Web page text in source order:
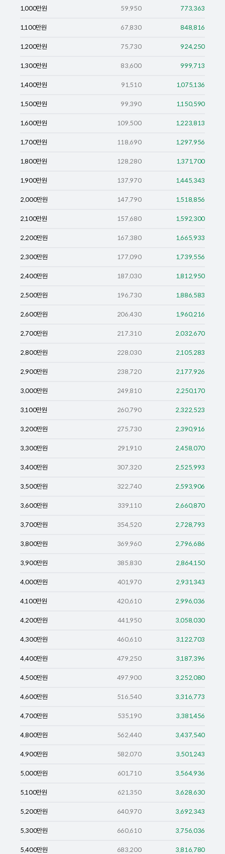
1,000만원 59,950 773,363
1,100만원 67,830 848,816
1,200만원 75,730 924,250
1,300만원 83,600 999,713
1,400만원 91,510 1,075,136
1,500만원 99,390 1,150,590
1,600만원 109,500 1,223,813
1,700만원 118,690 1,297,956
1,800만원 128,280 1,371,700
1,900만원 137,970 1,445,343
2,000만원 147,790 1,518,856
2,100만원 157,680 1,592,300
2,200만원 167,380 1,665,933
2,300만원 177,090 1,739,556
2,400만원 187,030 1,812,950
2,500만원 196,730 1,886,583
2,600만원 206,430 1,960,216
2,700만원 217,310 2,032,670
2,800만원 228,030 2,105,283
2,900만원 238,720 2,177,926
3,000만원 249,810 2,250,170
3,100만원 260,790 2,322,523
3,200만원 275,730 2,390,916
3,300만원 291,910 2,458,070
3,400만원 307,320 2,525,993
3,500만원 322,740 2,593,906
3,600만원 339,110 2,660,870
3,700만원 354,520 2,728,793
3,800만원 369,960 2,796,686
3,900만원 385,830 2,864,150
4,000만원 401,970 2,931,343
4,100만원 420,610 2,996,036
4,200만원 441,950 3,058,030
4,300만원 460,610 3,122,703
4,400만원 479,250 3,187,396
4,500만원 497,900 3,252,080
4,600만원 516,540 3,316,773
4,700만원 535,190 3,381,456
4,800만원 562,440 3,437,540
4,900만원 582,070 3,501,243
5,000만원 601,710 3,564,936
5,100만원 621,350 3,628,630
5,200만원 640,970 3,692,343
5,300만원 660,610 3,756,036
5,400만원 683,200 3,816,780